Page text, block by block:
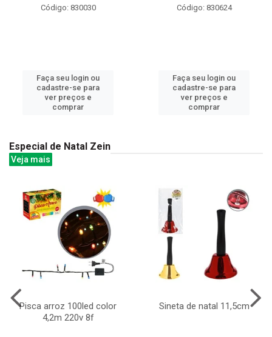
Código: 830030
Faça seu login ou
cadastre-se para
ver preços e
comprar
Código: 830624
Faça seu login ou
cadastre-se para
ver preços e
comprar
Especial de Natal Zein
Veja mais
Pisca arroz 100led color
4,2m 220v 8f
Sineta de natal 11,5cm